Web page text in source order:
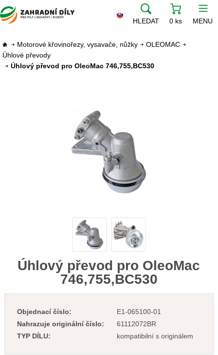
HLEDAT 0 ks MENU
Motorové křovinořezy, vysavače, nůžky
OLEOMAC
Úhlové převody
Úhlový převod pro OleoMac 746,755,BC530
Úhlový převod pro OleoMac
746,755,BC530
Objednací číslo:
E1-065100-01
Nahrazuje originální číslo:
61112072BR
TYP DÍLU:
kompatibilní s originálem